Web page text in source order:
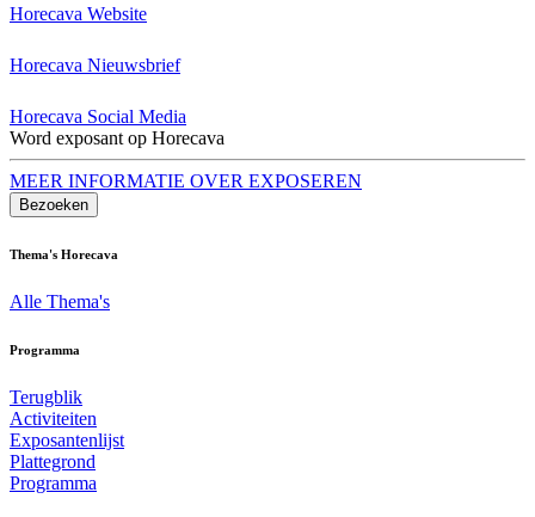
Horecava Website
Horecava Nieuwsbrief
Horecava Social Media
Word exposant op Horecava
MEER INFORMATIE OVER EXPOSEREN
Bezoeken
Thema's Horecava
Alle Thema's
Programma
Terugblik
Activiteiten
Exposantenlijst
Plattegrond
Programma